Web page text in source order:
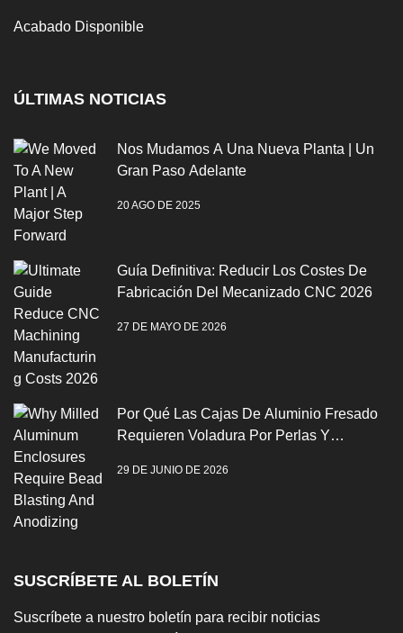
Acabado Disponible
ÚLTIMAS NOTICIAS
Nos Mudamos A Una Nueva Planta | Un
Gran Paso Adelante
20 AGO DE 2025
Guía Definitiva: Reducir Los Costes De
Fabricación Del Mecanizado CNC 2026
27 DE MAYO DE 2026
Por Qué Las Cajas De Aluminio Fresado
Requieren Voladura Por Perlas Y
29 DE JUNIO DE 2026
SUSCRÍBETE AL BOLETÍN
Suscríbete a nuestro boletín para recibir noticias